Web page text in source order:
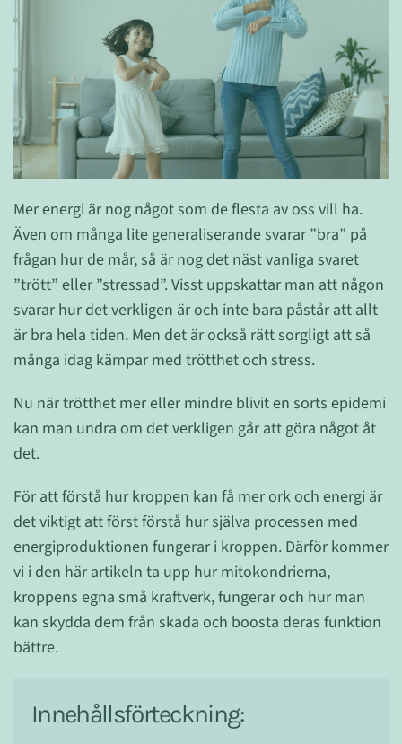
Mer energi är nog något som de flesta av oss vill ha.
Även om många lite generaliserande svarar ”bra” på
frågan hur de mår, så är nog det näst vanliga svaret
”trött” eller ”stressad”. Visst uppskattar man att någon
svarar hur det verkligen är och inte bara påstår att allt
är bra hela tiden. Men det är också rätt sorgligt att så
många idag kämpar med trötthet och stress.
Nu när trötthet mer eller mindre blivit en sorts epidemi
kan man undra om det verkligen går att göra något åt
det.
För att förstå hur kroppen kan få mer ork och energi är
det viktigt att först förstå hur själva processen med
energiproduktionen fungerar i kroppen. Därför kommer
vi i den här artikeln ta upp hur mitokondrierna,
kroppens egna små kraftverk, fungerar och hur man
kan skydda dem från skada och boosta deras funktion
bättre.
Innehållsförteckning: